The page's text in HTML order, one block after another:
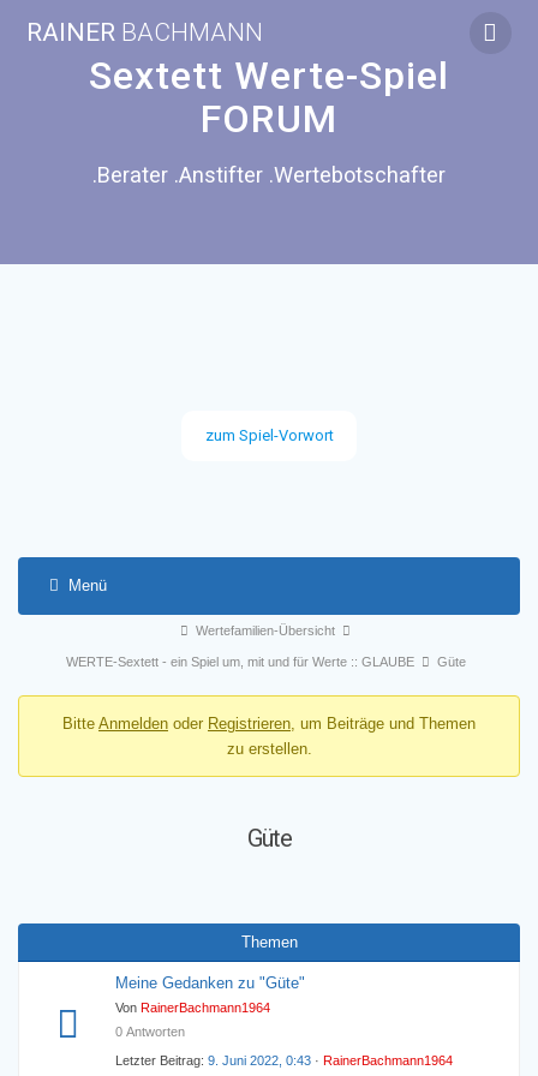
springen
RAINER BACHMANN
Sextett Werte-Spiel
FORUM
.Berater .Anstifter .Wertebotschafter
zum Spiel-Vorwort
Menü
Forum-
Forum-
Breadcrumbs
Du
Wertefamilien-Übersicht
WERTE-Sextett - ein Spiel um, mit und für Werte :: GLAUBE Güte
Bitte Anmelden oder Registrieren , um Beiträge und Themen
zu erstellen.
Güte
Themen
Meine Gedanken zu "Güte"
Von RainerBachmann1964
0 Antworten
Letzter Beitrag: 9. Juni 2022, 0:43 · RainerBachmann1964